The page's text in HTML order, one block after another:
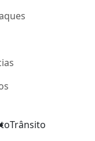
Trânsito